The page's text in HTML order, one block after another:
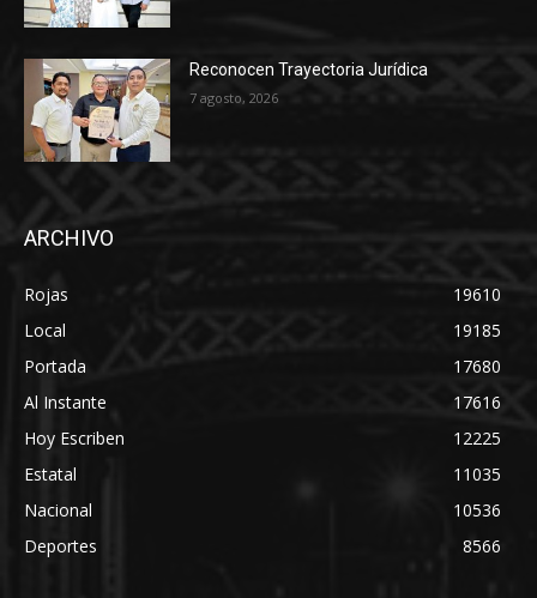
Reconocen Trayectoria Jurídica
7 agosto, 2026
ARCHIVO
Rojas
19610
Local
19185
Portada
17680
Al Instante
17616
Hoy Escriben
12225
Estatal
11035
Nacional
10536
Deportes
8566